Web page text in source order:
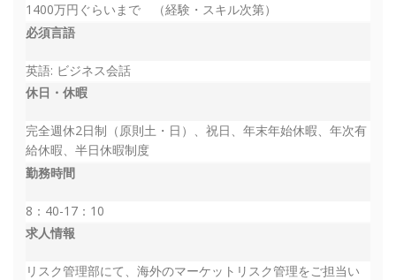
1400万円ぐらいまで （経験・スキル次第）
必須言語
英語: ビジネス会話
休日・休暇
完全週休2日制（原則土・日）、祝日、年末年始休暇、年次有
給休暇、半日休暇制度
勤務時間
8：40-17：10
求人情報
リスク管理部にて、海外のマーケットリスク管理をご担当い